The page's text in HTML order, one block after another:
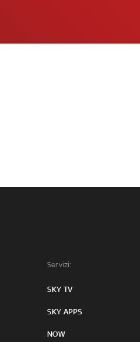
Servizi:
SKY TV
SKY APPS
NOW